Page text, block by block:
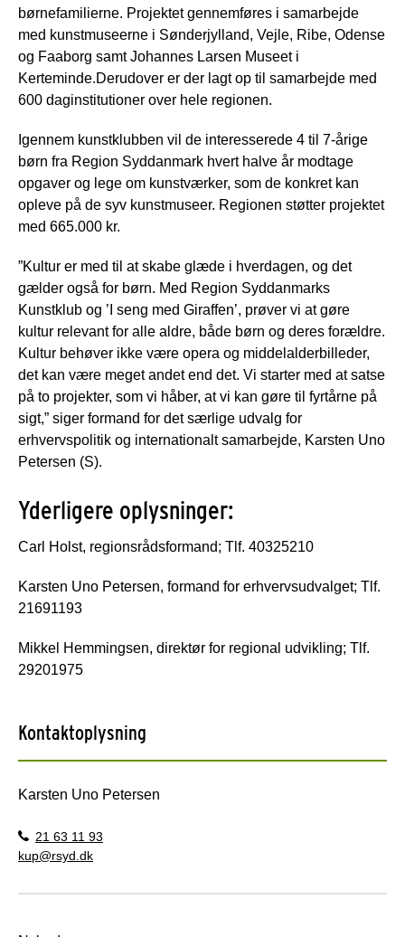
børnefamilierne. Projektet gennemføres i samarbejde
med kunstmuseerne i Sønderjylland, Vejle, Ribe, Odense
og Faaborg samt Johannes Larsen Museet i
Kerteminde.Derudover er der lagt op til samarbejde med
600 daginstitutioner over hele regionen.
Igennem kunstklubben vil de interesserede 4 til 7-årige
børn fra Region Syddanmark hvert halve år modtage
opgaver og lege om kunstværker, som de konkret kan
opleve på de syv kunstmuseer. Regionen støtter projektet
med 665.000 kr.
”Kultur er med til at skabe glæde i hverdagen, og det
gælder også for børn. Med Region Syddanmarks
Kunstklub og ’I seng med Giraffen’, prøver vi at gøre
kultur relevant for alle aldre, både børn og deres forældre.
Kultur behøver ikke være opera og middelalderbilleder,
det kan være meget andet end det. Vi starter med at satse
på to projekter, som vi håber, at vi kan gøre til fyrtårne på
sigt,” siger formand for det særlige udvalg for
erhvervspolitik og internationalt samarbejde, Karsten Uno
Petersen (S).
Yderligere oplysninger:
Carl Holst, regionsrådsformand; Tlf. 40325210
Karsten Uno Petersen, formand for erhvervsudvalget; Tlf.
21691193
Mikkel Hemmingsen, direktør for regional udvikling; Tlf.
29201975
Kontaktoplysning
Karsten Uno Petersen
21 63 11 93
kup@rsyd.dk